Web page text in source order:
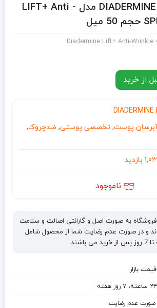
سال دیادرمین DIADERMINE مدل LIFT+ Anti -
Diadermine Lift+ Anti-Wrinkle
از خرید
پوست, تخصصی پوستی, ضدچروک,
بازدید
ناموجود
به صورت اصل و گارانتی اصالت و سلامت
و در صورت عدم رضایت شما از محصول شامل
بازار
صورت عدم رضایت